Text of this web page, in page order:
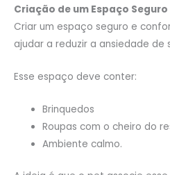
Criação de um Espaço Seguro
Criar um espaço seguro e
ajudar a reduzir a ansiedade de
Esse espaço deve conter:
Brinquedos
Roupas com o cheiro do
Ambiente calmo.